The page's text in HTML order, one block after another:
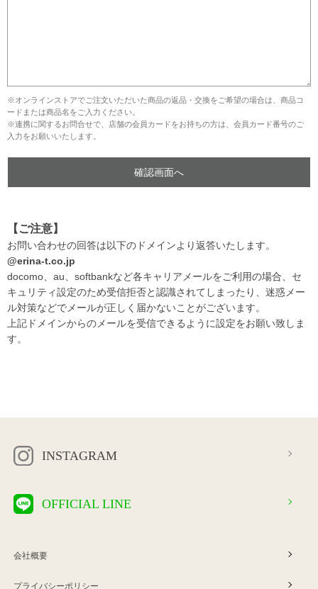
※オンラインストアでご注文いただいた商品の返品・交換をご希望の場合は、商品コ
ードまたは商品名をご入力ください。
※連携に関するお問合せで、店舗の会員カードをお持ちの方は、会員カード番号のご
入力をお願いいたします。
【ご注意】
お問い合わせの回答は以下のドメインより返答いたします。
@erina-t.co.jp
docomo、au、softbankなど各キャリアメールをご利用の場合、セ
キュリティ設定のため受信拒否と認識されてしまったり、迷惑メー
ル対策などでメールが正しく届かないことがございます。
上記ドメインからのメールを受信できるように設定をお願い致しま
す。
INSTAGRAM
OFFICIAL LINE
会社概要
プライバシーポリシー